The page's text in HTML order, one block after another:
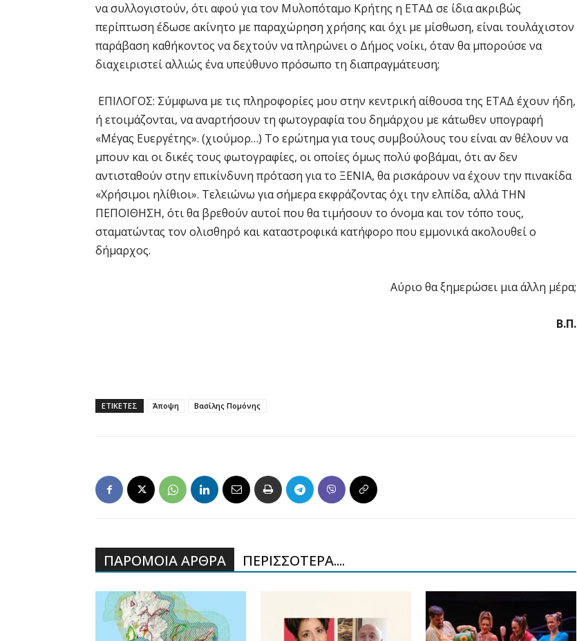
να συλλογιστούν, ότι αφού για τον Μυλοπόταμο Κρήτης η ΕΤΑΔ σε ίδια ακριβώς
περίπτωση έδωσε ακίνητο με παραχώρηση χρήσης και όχι με μίσθωση, είναι τουλάχιστον
παράβαση καθήκοντος να δεχτούν να πληρώνει ο Δήμος νοίκι, όταν θα μπορούσε να
διαχειριστεί αλλιώς ένα υπεύθυνο πρόσωπο τη διαπραγμάτευση;
ΕΠΙΛΟΓΟΣ: Σύμφωνα με τις πληροφορίες μου στην κεντρική αίθουσα της ΕΤΑΔ έχουν ήδη,
ή ετοιμάζονται, να αναρτήσουν τη φωτογραφία του δημάρχου με κάτωθεν υπογραφή
«Μέγας Ευεργέτης». (χιούμορ…) Το ερώτημα για τους συμβούλους του είναι αν θέλουν να
μπουν και οι δικές τους φωτογραφίες, οι οποίες όμως πολύ φοβάμαι, ότι αν δεν
αντισταθούν στην επικίνδυνη πρόταση για το ΞΕΝΙΑ, θα ρισκάρουν να έχουν την πινακίδα
«Χρήσιμοι ηλίθιοι». Τελειώνω για σήμερα εκφράζοντας όχι την ελπίδα, αλλά ΤΗΝ
ΠΕΠΟΙΘΗΣΗ, ότι θα βρεθούν αυτοί που θα τιμήσουν το όνομα και τον τόπο τους,
σταματώντας τον ολισθηρό και καταστροφικά κατήφορο που εμμονικά ακολουθεί ο
δήμαρχος.
Αύριο θα ξημερώσει μια άλλη μέρα;
Β.Π.
ΕΤΙΚΕΤΕΣ Άποψη Βασίλης Πομόνης
ΠΑΡΟΜΟΙΑ ΑΡΘΡΑ ΠΕΡΙΣΣΟΤΕΡΑ....